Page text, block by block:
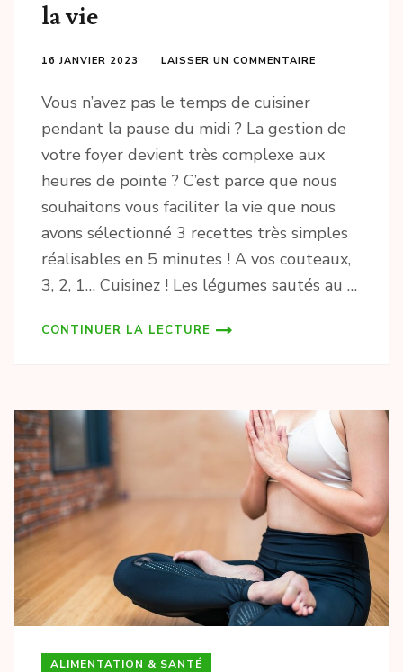
la vie
16 JANVIER 2023 LAISSER UN COMMENTAIRE
Vous n’avez pas le temps de cuisiner
pendant la pause du midi ? La gestion de
votre foyer devient très complexe aux
heures de pointe ? C’est parce que nous
souhaitons vous faciliter la vie que nous
avons sélectionné 3 recettes très simples
réalisables en 5 minutes ! A vos couteaux,
3, 2, 1… Cuisinez ! Les légumes sautés au …
CONTINUER LA LECTURE
ALIMENTATION & SANTÉ